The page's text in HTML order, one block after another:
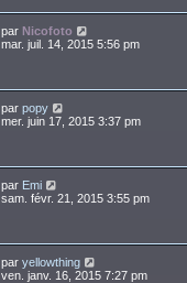
par Nicofoto
mar. juil. 14, 2015 5:56 pm
par popy
mer. juin 17, 2015 3:37 pm
par Emi
sam. févr. 21, 2015 3:55 pm
par yellowthing
ven. janv. 16, 2015 7:27 pm